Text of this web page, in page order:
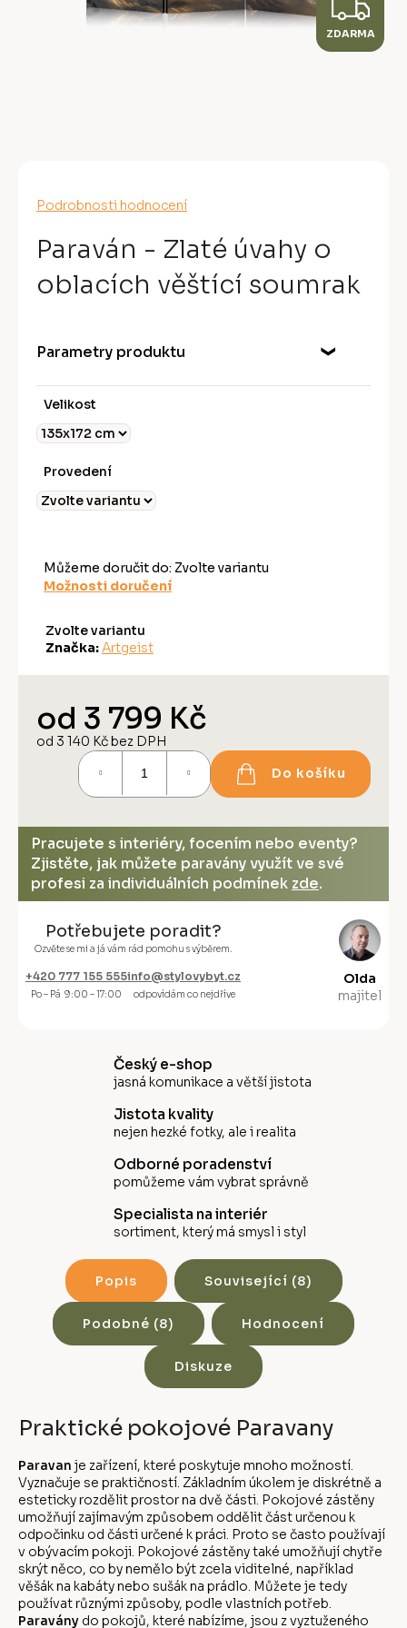
Průměrné
produktu
je
z
Podrobnosti hodnocení
Paraván - Zlaté úvahy o
oblacích věštící soumrak
Parametry produktu
Velikost
Provedení
Můžeme doručit do: Zvolte variantu
Možnosti doručení
Zvolte variantu
Značka: Artgeist
od 3 799 Kč
od 3 140 Kčbez DPH
Do košíku
Pracujete s interiéry, focením nebo eventy?
Zjistěte, jak můžete paravány využít ve své
profesi za individuálních podmínek zde.
Potřebujete poradit?
Ozvěte se mi a já vám rád pomohu s výběrem.
+420 777 155 555
Po – Pá 9:00 – 17:00
info@stylovybyt.cz
odpovídám co nejdříve
Olda
majitel
Z
D
ZDARMA
Český e-shop
jasná komunikace a větší jistota
Jistota kvality
nejen hezké fotky, ale i realita
Odborné poradenství
pomůžeme vám vybrat správně
Specialista na interiér
sortiment, který má smysl i styl
Popis Související (8)
Podobné (8) Hodnocení
Diskuze
Praktické pokojové Paravany
Paravan je zařízení, které poskytuje mnoho možností.
Vyznačuje se praktičností. Základním úkolem je diskrétně a
esteticky rozdělit prostor na dvě části. Pokojové zástěny
umožňují zajímavým způsobem oddělit část určenou k
odpočinku od části určené k práci. Proto se často používají
v obývacím pokoji. Pokojové zástěny také umožňují chytře
skrýt něco, co by nemělo být zcela viditelné, například
věšák na kabáty nebo sušák na prádlo. Můžete je tedy
používat různými způsoby, podle vlastních potřeb.
Paravány do pokojů, které nabízíme, jsou z vyztuženého